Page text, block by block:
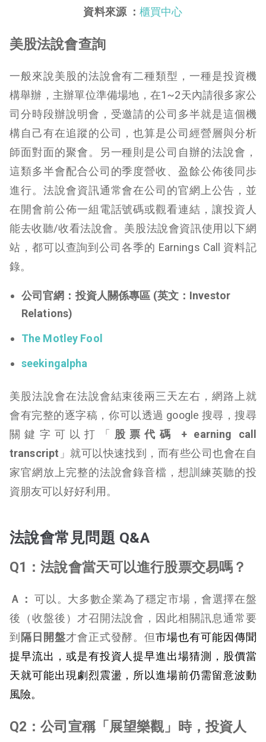
資料來源 ：櫃買中心
美股法說會查詢
一般來說美股的法說會有二種類型，一種是投資機
構舉辦，主辦單位準備場地，在1~2天內請很多家公
司分時段辦說明會，受邀請的公司多半就是這個機
構自己有在追蹤的公司，也算是公司經營層與分析
師面對面的聚會。另一種則是公司自辦的法說會，
這類多半會配合公司的季度營收、盈餘公佈後同歩
進行。 法說會資訊通常會在公司的官網上公告，並
在開會前公佈一組電話號碼或觀看連結，讓投資人
能去收聽/收看法說會。美股法說會資訊使用以下網
站，都可以查詢到公司各季的 Earnings Call 資料記
錄。
公司官網：投資人關係專區 (英文：Investor
Relations)
The Motley Fool
seekingalpha
美股法說會在法說會結束後兩三天左右，網路上就
會有完整的逐字稿，你可以透過 google 搜尋，搜尋
關鍵字可以打「 股票代碼 + earning call
transcript 」就可以快速找到，而有些公司也會在自
家官網放上完整的法說會錄音檔，想訓練英聽的投
資朋友可以好好利用。
法說會常見問題 Q&A
Q1：法說會當天可以進行股票交易嗎？
Ａ： 可以。大多數企業為了穩定市場，會選擇在盤
後（收盤後）才召開法說會，因此相關訊息通常要
到 隔日開盤才會正式發酵。但市場也有可能因傳聞
提早流出，或是有投資人提早進出場猜測，股價當
天就可能出現劇烈震盪，所以進場前仍需留意波動
風險。
Q2：公司宣稱「展望樂觀」時，投資人